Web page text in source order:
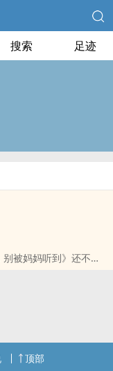
搜索 足迹
被妈妈听到》还不错
顶部